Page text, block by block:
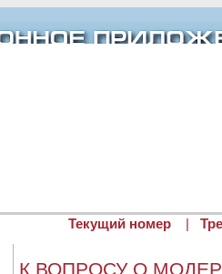
Текущий номер
К ВОПРОСУ О